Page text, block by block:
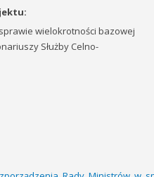
wielokrotności bazowej
Służby Celno-